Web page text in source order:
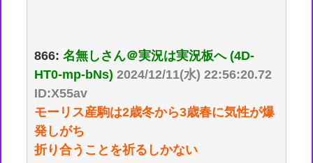
866:名無しさん＠実況は実況板へ (4D-
HT0-mp-bNs) 2024/12/11(水) 22:56:20.72
ID:X55av
モーリス産駒は2歳冬から3歳春に気性が爆
発しがち
折り合うことを祈るしかない